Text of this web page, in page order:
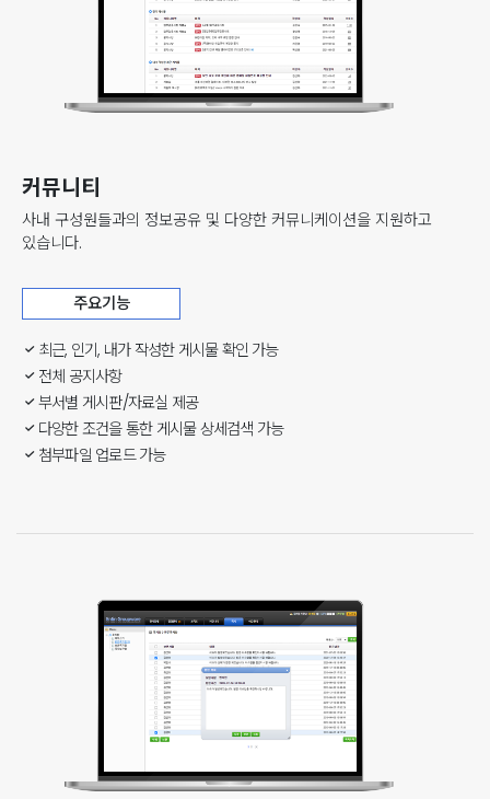
커뮤니티
사내 구성원들과의 정보공유 및 다양한 커뮤니케이션을 지원하고
있습니다.
주요기능
최근, 인기, 내가 작성한 게시물 확인 가능
전체 공지사항
부서별 게시판/자료실 제공
다양한 조건을 통한 게시물 상세검색 가능
첨부파일 업로드 가능